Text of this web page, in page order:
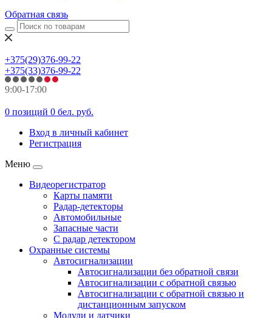
Обратная связь
+375(29)376-99-22
+375(33)376-99-22
9:00-17:00
0 позиций 0 бел. руб.
Вход в личный кабинет
Регистрация
Меню
Видеорегистратор
Карты памяти
Радар-детекторы
Автомобильные
Запасные части
С радар детектором
Охранные системы
Автосигнализации
Автосигнализации без обратной связи
Автосигнализации с обратной связью
Автосигнализации с обратной связью и
дистанционным запуском
Модули и датчики